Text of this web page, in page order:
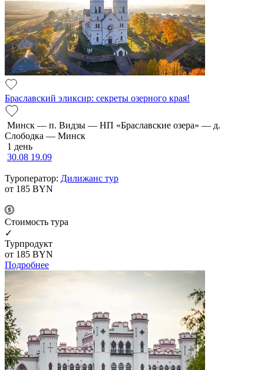
Браславский эликсир: секреты озерного края!
Минск — п. Видзы — НП «Браславские озера» — д.
Слободка — Минск
1 день
30.08 19.09
Туроператор: Дилижанс тур
от 185 BYN
Cтоимость тура
✓
Турпродукт
от 185 BYN
Подробнее